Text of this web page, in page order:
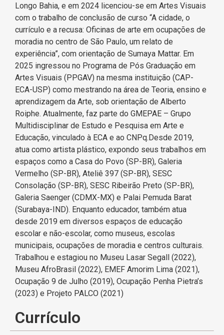
Longo Bahia, e em 2024 licenciou-se em Artes Visuais
com o trabalho de conclusão de curso “A cidade, o
currículo e a recusa: Oficinas de arte em ocupações de
moradia no centro de São Paulo, um relato de
experiência”, com orientação de Sumaya Mattar. Em
2025 ingressou no Programa de Pós Graduação em
Artes Visuais (PPGAV) na mesma instituição (CAP-
ECA-USP) como mestrando na área de Teoria, ensino e
aprendizagem da Arte, sob orientação de Alberto
Roiphe. Atualmente, faz parte do GMEPAE – Grupo
Multidisciplinar de Estudo e Pesquisa em Arte e
Educação, vinculado à ECA e ao CNPq.Desde 2019,
atua como artista plástico, expondo seus trabalhos em
espaços como a Casa do Povo (SP-BR), Galeria
Vermelho (SP-BR), Ateliê 397 (SP-BR), SESC
Consolação (SP-BR), SESC Ribeirão Preto (SP-BR),
Galeria Saenger (CDMX-MX) e Palai Pemuda Barat
(Surabaya-IND). Enquanto educador, também atua
desde 2019 em diversos espaços de educação
escolar e não-escolar, como museus, escolas
municipais, ocupações de moradia e centros culturais.
Trabalhou e estagiou no Museu Lasar Segall (2022),
Museu AfroBrasil (2022), EMEF Amorim Lima (2021),
Ocupação 9 de Julho (2019), Ocupação Penha Pietra’s
(2023) e Projeto PALCO (2021)
Currículo